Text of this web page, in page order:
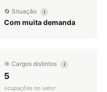
🔄 Situação i
Com muita demanda
🎯 Cargos distintos i
5
ocupações no setor